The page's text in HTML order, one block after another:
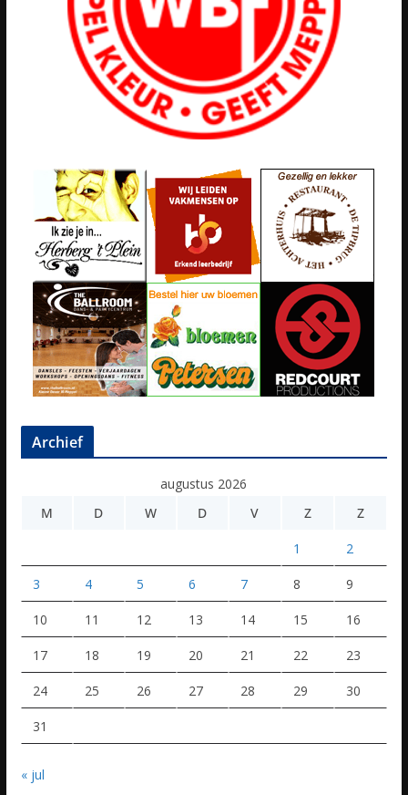
Archief
augustus 2026
M
D W D V Z Z
1 2
3 4 5 6 7 8 9
10 11 12 13 14 15 16
17 18 19 20 21 22 23
24 25 26 27 28 29 30
31
« jul